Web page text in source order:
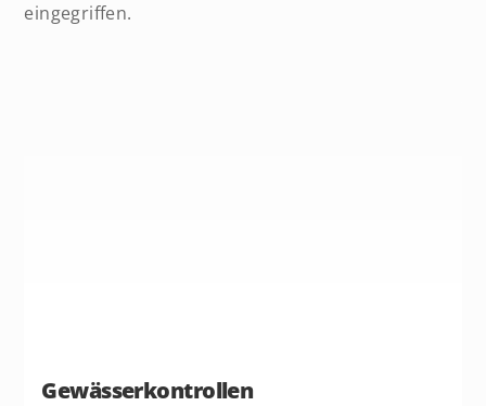
eingegriffen.
Gewässerkontrollen